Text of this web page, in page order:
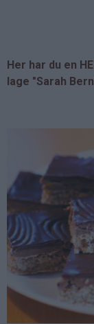
Her har du en
lage "Sarah